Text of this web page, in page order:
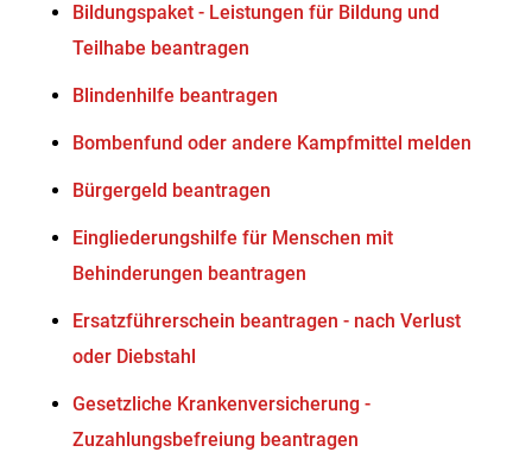
Bildungspaket - Leistungen für Bildung und
Teilhabe beantragen
Blindenhilfe beantragen
Bombenfund oder andere Kampfmittel melden
Bürgergeld beantragen
Eingliederungshilfe für Menschen mit
Behinderungen beantragen
Ersatzführerschein beantragen - nach Verlust
oder Diebstahl
Gesetzliche Krankenversicherung -
Zuzahlungsbefreiung beantragen